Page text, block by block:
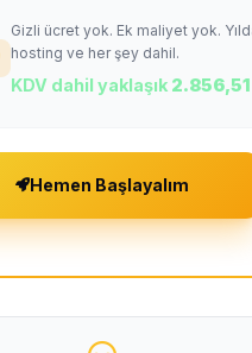
Gizli ücret yok. Ek maliyet yok.
hosting ve her şey dahil.
KDV dahil yaklaşık
Hemen Başlayalım